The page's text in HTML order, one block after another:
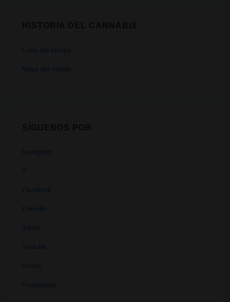
Linea del tiempo
Mapa del mundo
Instagram
X
Facebook
Linkedin
Tiktok
Youtube
Vimeo
Foursquare